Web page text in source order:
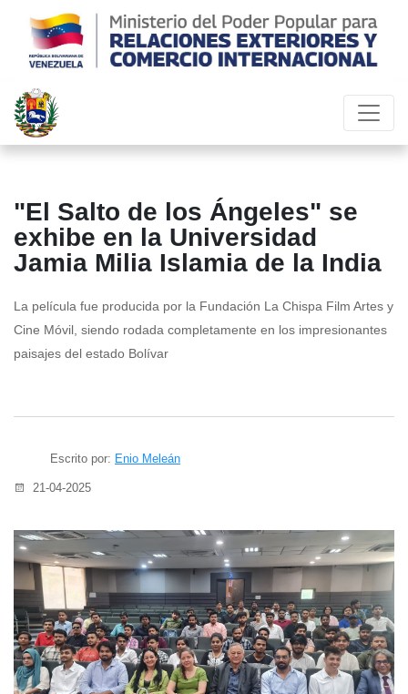
"El Salto de los Ángeles" se
exhibe en la Universidad
Jamia Milia Islamia de la India
La película fue producida por la Fundación La Chispa Film Artes y
Cine Móvil, siendo rodada completamente en los impresionantes
paisajes del estado Bolívar
Escrito por: Enio Meleán
21-04-2025